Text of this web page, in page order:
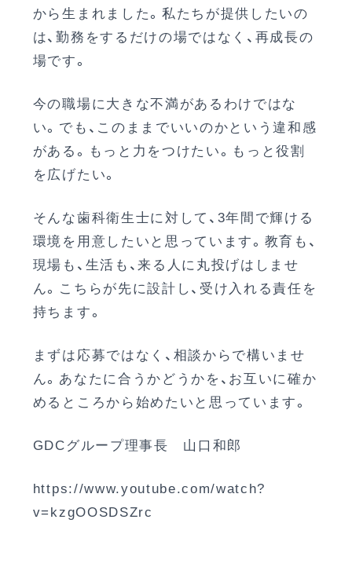
から生まれました。私たちが提供したいの
は、勤務をするだけの場ではなく、再成長の
場です。
今の職場に大きな不満があるわけではな
い。でも、このままでいいのかという違和感
がある。もっと力をつけたい。もっと役割
を広げたい。
そんな歯科衛生士に対して、3年間で輝ける
環境を用意したいと思っています。教育も、
現場も、生活も、来る人に丸投げはしませ
ん。こちらが先に設計し、受け入れる責任を
持ちます。
まずは応募ではなく、相談からで構いませ
ん。あなたに合うかどうかを、お互いに確か
めるところから始めたいと思っています。
GDCグループ理事長 山口和郎
https://www.youtube.com/watch?
v=kzgOOSDSZrc